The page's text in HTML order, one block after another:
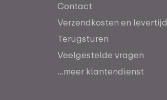
Contact
Verzendkosten en levertijd
Terugsturen
Veelgestelde vragen
...meer klantendienst